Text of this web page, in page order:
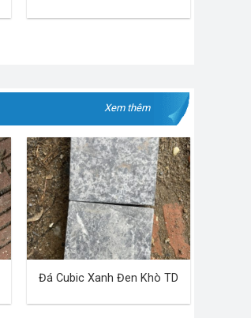
Xem thêm
Đá Cubic Xanh Đen Khò TD